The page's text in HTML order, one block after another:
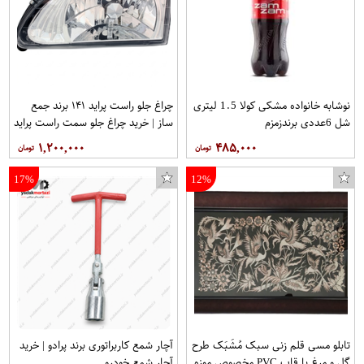
نوشابه خانواده مشکی کولا 1.5 لیتری
شل 6عددی برندزمزم
۴۸۵,۰۰۰
چراغ جلو راست پراید ۱۴۱ برند جمع
ساز | خرید چراغ جلو سمت راست پراید
۱,۲۰۰,۰۰۰
12%
تابلو مسی قلم زنی سبک مُشَبَک طرح
17%
آچار شمع کاربراتوری برند پرادو | خرید